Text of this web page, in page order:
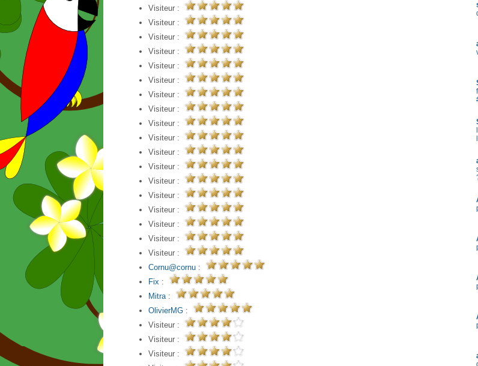
Visiteur :
Visiteur :
Visiteur :
Visiteur :
Visiteur :
Visiteur :
Visiteur :
Visiteur :
Visiteur :
Visiteur :
Visiteur :
Visiteur :
Visiteur :
Visiteur :
Visiteur :
Visiteur :
Visiteur :
Visiteur :
Cornu@cornu :
Fix :
Mitra :
OlivierMG :
Visiteur :
Visiteur :
Visiteur :